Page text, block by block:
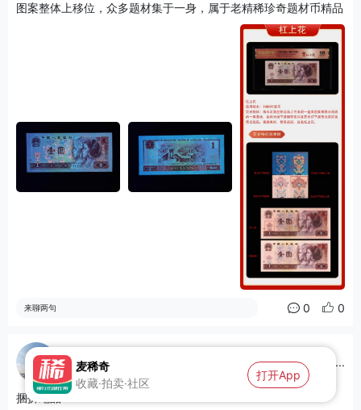
图案整体上移位，众多题材集于一身，属于老精稀珍奇题材币精品
来聊两句 0 0
钞稀奇
2026-08-06 03:55:06
...
捆拆绝品
麦稀奇
收藏·拍卖·社区
打开App